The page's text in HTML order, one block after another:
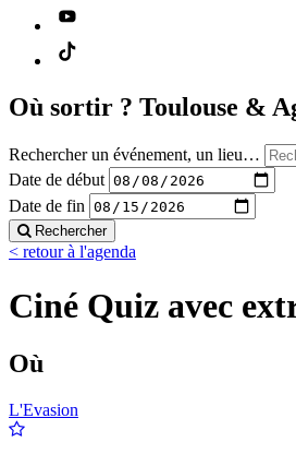
Où sortir ? Toulouse &
Rechercher un événement, un lieu…
Date de début
Date de fin
Rechercher
< retour à l'agenda
Ciné Quiz avec
Où
L'Evasion